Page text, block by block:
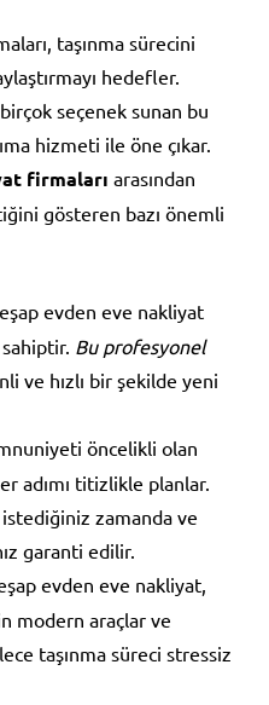
taşınma sürecini
hedefler.
seçenek sunan bu
hizmeti ile öne çıkar.
firmaları arasından
gösteren bazı önemli
evden eve nakliyat
Bu profesyonel
ve hızlı bir şekilde yeni
öncelikli olan
adımı titizlikle planlar.
istediğiniz zamanda ve
garanti edilir.
evden eve nakliyat,
modern araçlar ve
taşınma süreci stressiz